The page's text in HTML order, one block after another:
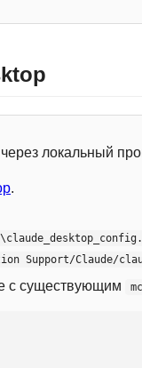
локальный
.
Support/Claude/
с существующим